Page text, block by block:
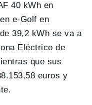
40 kWh en
e-Golf en
39,2 kWh se va a
Eléctrico de
que sus
euros y